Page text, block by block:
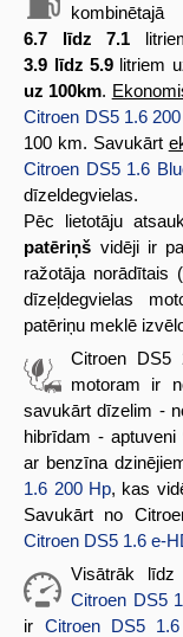
6.7 līdz 7.1
3.9 līdz 5.9litriem
uz 100km.
Citroen DS5 1.6
100 km. Savukārt
Citroen DS5 1.6
dīzeldegvielas.
Pēc lietotāju
patēriņš vidēji ir
ražotāja norādītais
dīzeļdegvielas
patēriņu meklē
Citroen DS5
motoram ir
savukārt dīzelim -
hibrīdam - aptuveni
ar benzīna
1.6 200 Hp, kas
Savukārt no
Citroen DS5 1.6 e-
Visātrāk
Citroen DS5
ir Citroen DS5